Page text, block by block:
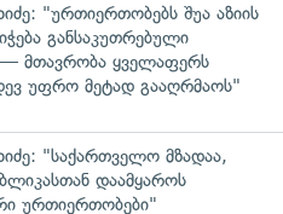
"ურთიერთობებს შუა აზიის
განსაკუთრებული
— მთავრობა ყველაფერს
უფრო მეტად გააღრმაოს"
"საქართველო მზადაა,
დაამყაროს
ურთიერთობები"